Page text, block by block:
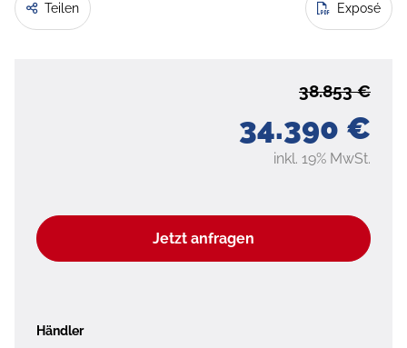
Teilen Exposé
34.390 €
38.853 €
inkl. 19% MwSt.
Jetzt anfragen
Händler